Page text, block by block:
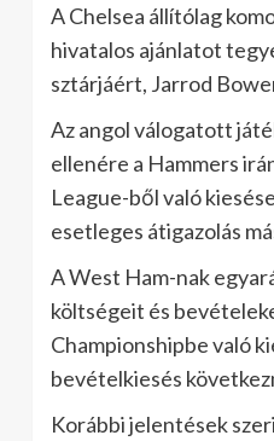
A Chelsea állítólag
hivatalos ajánlatot
sztárjáért, Jarrod
Az angol válogatott
ellenére a Hammers
League-ből való
esetleges átigazolás
A West Ham-nak
költségeit és
Championshipbe való
bevételkiesés
Korábbi jelentések